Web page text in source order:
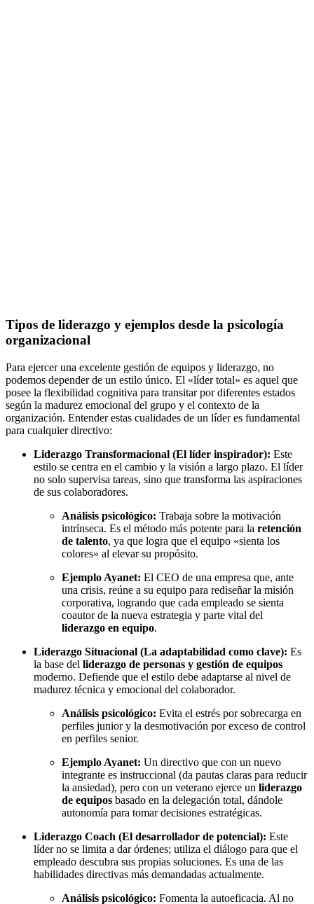
Tipos de liderazgo y ejemplos desde la psicología
organizacional
Para ejercer una excelente gestión de equipos y liderazgo, no
podemos depender de un estilo único. El «líder total» es aquel que
posee la flexibilidad cognitiva para transitar por diferentes estados
según la madurez emocional del grupo y el contexto de la
organización. Entender estas cualidades de un líder es fundamental
para cualquier directivo:
Liderazgo Transformacional (El líder inspirador): Este
estilo se centra en el cambio y la visión a largo plazo. El líder
no solo supervisa tareas, sino que transforma las aspiraciones
de sus colaboradores.
Análisis psicológico: Trabaja sobre la motivación
intrínseca. Es el método más potente para la retención
de talento, ya que logra que el equipo «sienta los
colores» al elevar su propósito.
Ejemplo Ayanet: El CEO de una empresa que, ante
una crisis, reúne a su equipo para rediseñar la misión
corporativa, logrando que cada empleado se sienta
coautor de la nueva estrategia y parte vital del
liderazgo en equipo.
Liderazgo Situacional (La adaptabilidad como clave): Es
la base del liderazgo de personas y gestión de equipos
moderno. Defiende que el estilo debe adaptarse al nivel de
madurez técnica y emocional del colaborador.
Análisis psicológico: Evita el estrés por sobrecarga en
perfiles junior y la desmotivación por exceso de control
en perfiles senior.
Ejemplo Ayanet: Un directivo que con un nuevo
integrante es instruccional (da pautas claras para reducir
la ansiedad), pero con un veterano ejerce un liderazgo
de equipos basado en la delegación total, dándole
autonomía para tomar decisiones estratégicas.
Liderazgo Coach (El desarrollador de potencial): Este
líder no se limita a dar órdenes; utiliza el diálogo para que el
empleado descubra sus propias soluciones. Es una de las
habilidades directivas más demandadas actualmente.
Análisis psicológico: Fomenta la autoeficacia. Al no